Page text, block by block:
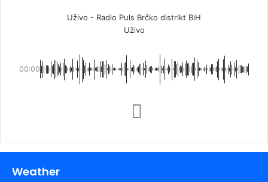
Uživo - Radio Puls Brčko distrikt BiH
Uživo
00:00
Weather